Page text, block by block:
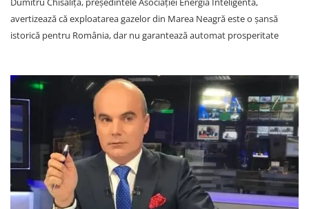
avertizează că exploatarea gazelor din Marea Neagră este o șansă
istorică pentru România, dar nu garantează automat prosperitate